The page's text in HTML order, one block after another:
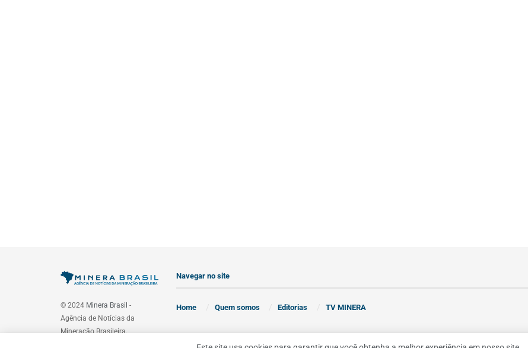
© 2024 Minera Brasil -
Agência de Notícias da
Mineração Brasileira.
Navegar no site
Home Quem somos Editorias TV MINERA